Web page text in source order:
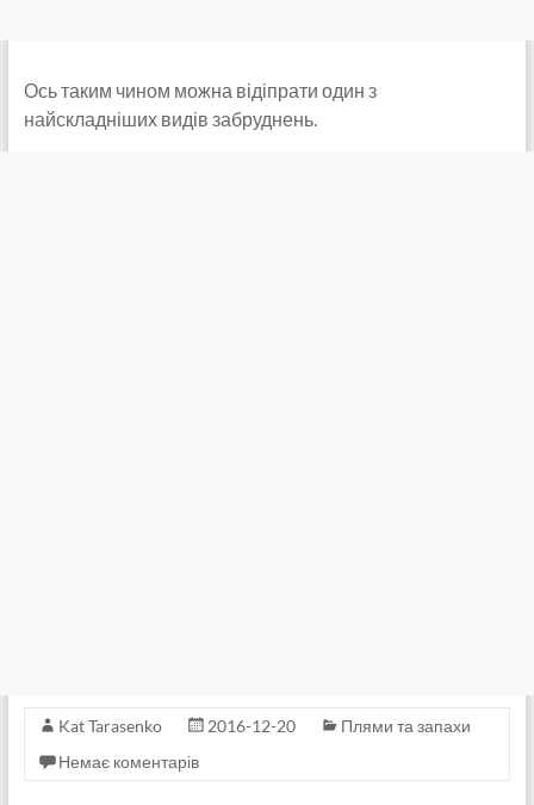
Ось таким чином можна відіпрати один з
найскладніших видів забруднень.
Kat Tarasenko 2016-12-20
Плями та запахи
Немає коментарів